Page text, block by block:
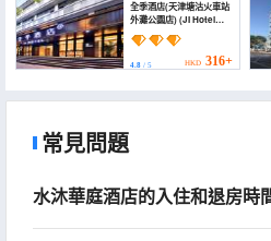
全季酒店(天津塘沽火車站
外灘公園店) (JI Hotel
(Tianjin Tanggu Railway
Station Waitan Park))
4.8 / 5 HKD 316+
常見問題
水沐華庭酒店的入住和退房時